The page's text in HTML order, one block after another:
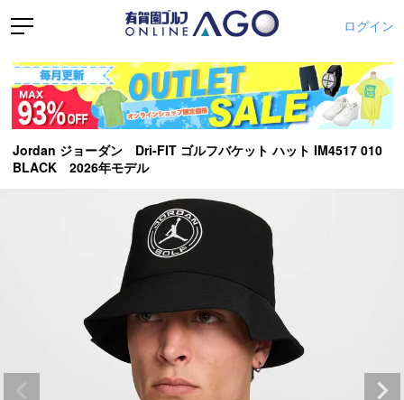
ログイン
Jordan ジョーダン Dri-FIT ゴルフバケット ハット IM4517 010
BLACK 2026年モデル